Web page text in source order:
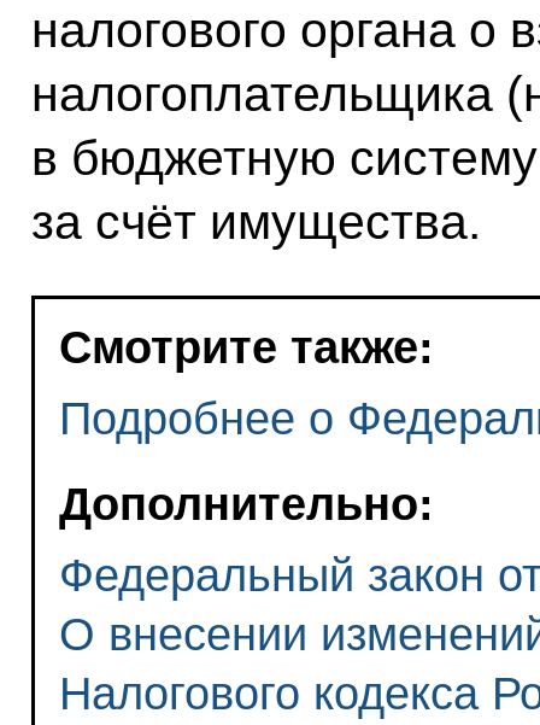
налогового органа о
налогоплательщика
в бюджетную
за счёт имущества.
Смотрите также:
Подробнее о
Дополнительно:
Федеральный закон
О внесении
Налогового кодекса